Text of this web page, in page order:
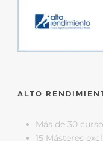
ALTO
Más de 30
15 Másteres